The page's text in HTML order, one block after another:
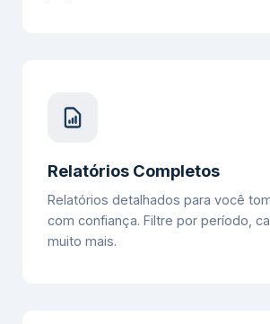
Relatórios Completos
Relatórios detalhados para você
com confiança. Filtre por período,
muito mais.